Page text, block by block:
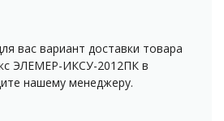
вас вариант доставки товара
ЭЛЕМЕР-ИКСУ-2012ПК в
нашему менеджеру.